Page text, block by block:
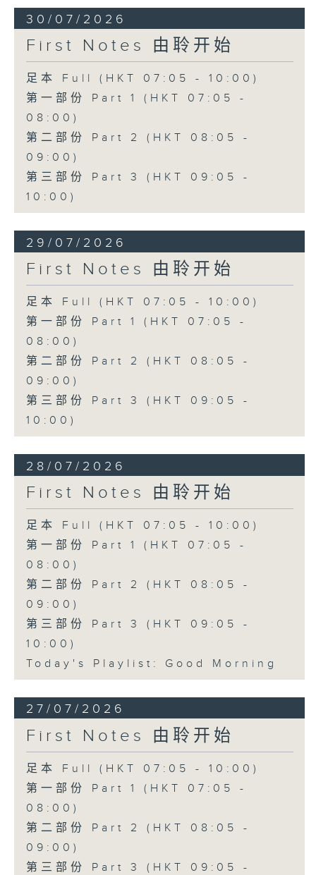
30/07/2026
First Notes 由聆开始
足本 Full (HKT 07:05 - 10:00)
第一部份 Part 1 (HKT 07:05 -
08:00)
第二部份 Part 2 (HKT 08:05 -
09:00)
第三部份 Part 3 (HKT 09:05 -
10:00)
29/07/2026
First Notes 由聆开始
足本 Full (HKT 07:05 - 10:00)
第一部份 Part 1 (HKT 07:05 -
08:00)
第二部份 Part 2 (HKT 08:05 -
09:00)
第三部份 Part 3 (HKT 09:05 -
10:00)
28/07/2026
First Notes 由聆开始
足本 Full (HKT 07:05 - 10:00)
第一部份 Part 1 (HKT 07:05 -
08:00)
第二部份 Part 2 (HKT 08:05 -
09:00)
第三部份 Part 3 (HKT 09:05 -
10:00)
Today's Playlist: Good Morning
27/07/2026
First Notes 由聆开始
足本 Full (HKT 07:05 - 10:00)
第一部份 Part 1 (HKT 07:05 -
08:00)
第二部份 Part 2 (HKT 08:05 -
09:00)
第三部份 Part 3 (HKT 09:05 -